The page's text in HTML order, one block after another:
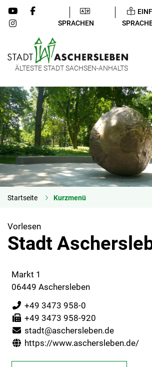
SPRACHEN
ÄLTESTE STADT SACHSEN-ANHALTS
Startseite Kurzmenü
Vorlesen
Stadt
Markt 1
06449 Aschersleben
+49 3473 958-0
+49 3473 958-920
stadt@aschersleben.de
https://www.aschersleben.de/